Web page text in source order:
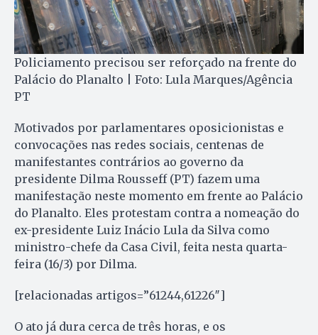
Policiamento precisou ser reforçado na frente do
Palácio do Planalto | Foto: Lula Marques/Agência
PT
Motivados por parlamentares oposicionistas e
convocações nas redes sociais, centenas de
manifestantes contrários ao governo da
presidente Dilma Rousseff (PT) fazem uma
manifestação neste momento em frente ao Palácio
do Planalto. Eles protestam contra a nomeação do
ex-presidente Luiz Inácio Lula da Silva como
ministro-chefe da Casa Civil, feita nesta quarta-
feira (16/3) por Dilma.
[relacionadas artigos=”61244,61226″]
O ato já dura cerca de três horas, e os